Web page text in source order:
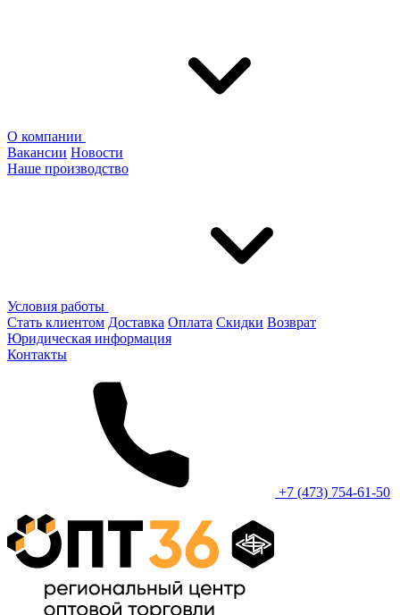
О компании
Вакансии Новости
Наше производство
Условия работы
Стать клиентом Доставка Оплата Скидки Возврат
Юридическая информация
Контакты
+7 (473) 754-61-50